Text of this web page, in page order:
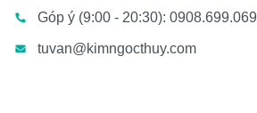
Góp ý (9:00 - 20:30): 0908.699.069
tuvan@kimngocthuy.com